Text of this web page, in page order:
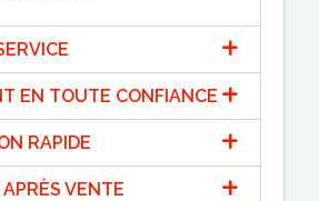
EN TOUTE CONFIANCE
RAPIDE
VENTE